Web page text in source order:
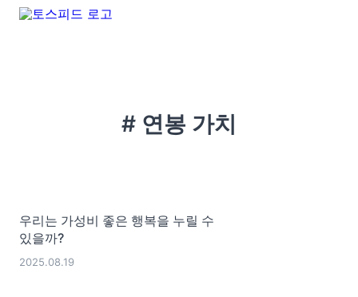
# 연봉 가치
우리는 가성비 좋은 행복을 누릴 수
있을까?
2025.08.19